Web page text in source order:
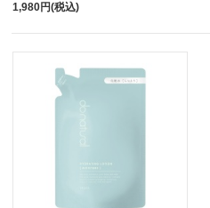
1,980円(税込)